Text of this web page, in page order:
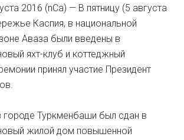
2016 (nCa) — В пятницу (5 августа
Каспия, в национальной
Аваза были введены в
яхт-клуб и коттеджный
принял участие Президент
городе Туркменбаши был сдан в
жилой дом повышенной